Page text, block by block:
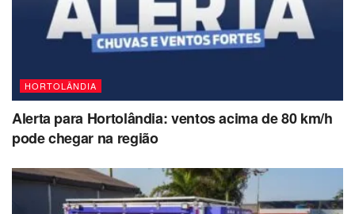
HORTOLÂNDIA
Alerta para Hortolândia: ventos acima de 80 km/h
pode chegar na região